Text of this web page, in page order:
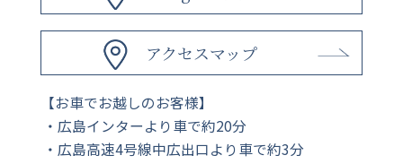
アクセスマップ
【お車でお越しのお客様】
広島インターより車で約20分
広島高速4号線中広出口より車で約3分